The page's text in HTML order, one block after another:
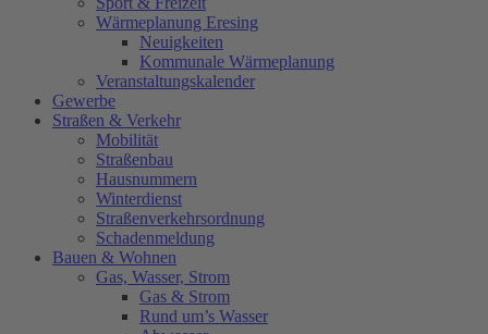
Wärmeplanung Eresing
Neuigkeiten
Kommunale Wärmeplanung
Veranstaltungskalender
Gewerbe
Straßen & Verkehr
Mobilität
Straßenbau
Hausnummern
Winterdienst
Straßenverkehrsordnung
Schadenmeldung
Bauen & Wohnen
Gas, Wasser, Strom
Gas & Strom
Rund um’s Wasser